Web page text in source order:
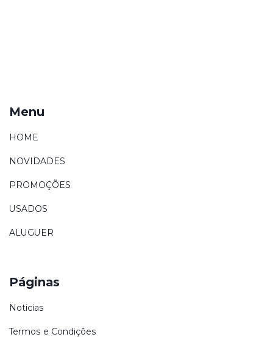
Menu
HOME
NOVIDADES
PROMOÇÕES
USADOS
ALUGUER
Páginas
Noticias
Termos e Condições